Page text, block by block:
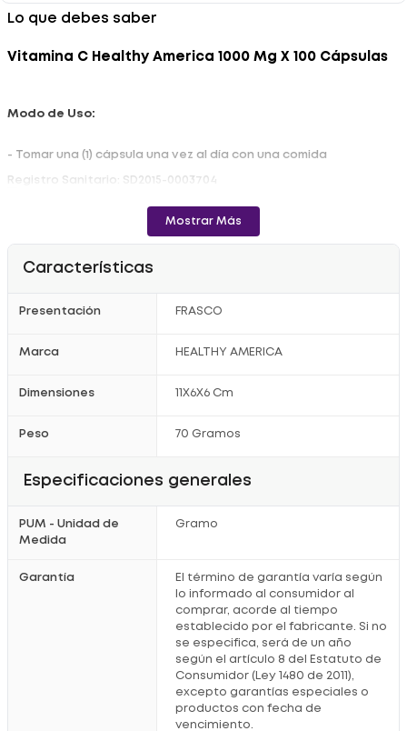
Lo que debes saber
Vitamina C Healthy America 1000 Mg X 100 Cápsulas
Modo de Uso:
- Tomar una (1) cápsula una vez al día con una comida
Registro Sanitario: SD2015-0003704
Mostrar Más
Características
Presentación FRASCO
Marca HEALTHY AMERICA
Dimensiones 11X6X6 Cm
Peso 70 Gramos
Especificaciones generales
PUM - Unidad de
Medida
Gramo
Garantía
El término de garantía varía según
lo informado al consumidor al
comprar, acorde al tiempo
establecido por el fabricante. Si no
se especifica, será de un año
según el artículo 8 del Estatuto de
Consumidor (Ley 1480 de 2011),
excepto garantías especiales o
productos con fecha de
vencimiento.